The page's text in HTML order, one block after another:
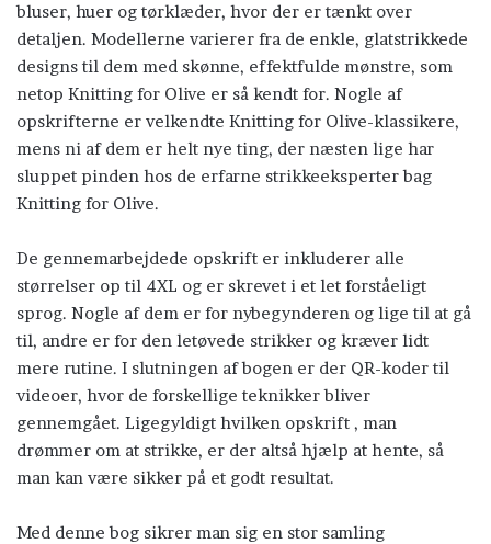
bluser, huer og tørklæder, hvor der er tænkt over
detaljen. Modellerne varierer fra de enkle, glatstrikkede
designs til dem med skønne, effektfulde mønstre, som
netop Knitting for Olive er så kendt for. Nogle af
opskrifterne er velkendte Knitting for Olive-klassikere,
mens ni af dem er helt nye ting, der næsten lige har
sluppet pinden hos de erfarne strikkeeksperter bag
Knitting for Olive.
De gennemarbejdede opskrift er inkluderer alle
størrelser op til 4XL og er skrevet i et let forståeligt
sprog. Nogle af dem er for nybegynderen og lige til at gå
til, andre er for den letøvede strikker og kræver lidt
mere rutine. I slutningen af bogen er der QR-koder til
videoer, hvor de forskellige teknikker bliver
gennemgået. Ligegyldigt hvilken opskrift , man
drømmer om at strikke, er der altså hjælp at hente, så
man kan være sikker på et godt resultat.
Med denne bog sikrer man sig en stor samling